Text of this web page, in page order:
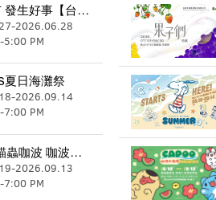
華山好市 發生好事【台味山海地酒節】市集
-2026.06.28
-5:00 PM
夏日海灘祭
-2026.09.14
-7:00 PM
2026貓貓蟲咖波 咖波小浪漫快閃店臺北站
-2026.09.13
-7:00 PM